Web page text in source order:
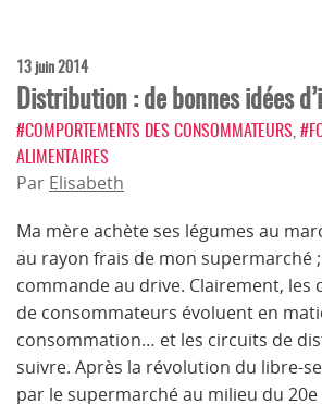
13 juin 2014
Distribution : de bonnes idées
#COMPORTEMENTS DES CONSOMMATEURS
ALIMENTAIRES
Par Elisabeth
Ma mère achète ses légumes au
au rayon frais de mon supermarché
commande au drive. Clairement, les
de consommateurs évoluent en
consommation… et les circuits de
suivre. Après la révolution du libre-
par le supermarché au milieu du 20e